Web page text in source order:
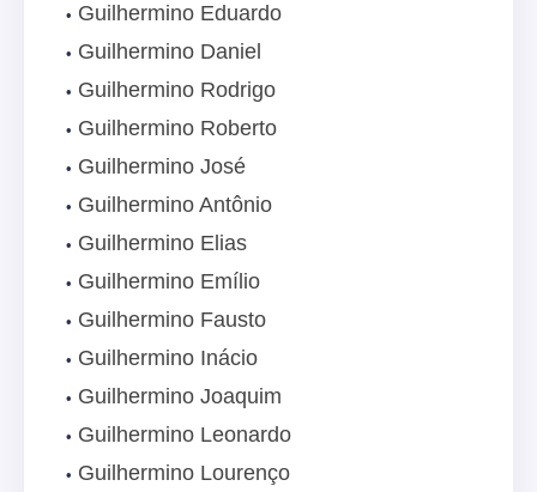
Guilhermino Eduardo
Guilhermino Daniel
Guilhermino Rodrigo
Guilhermino Roberto
Guilhermino José
Guilhermino Antônio
Guilhermino Elias
Guilhermino Emílio
Guilhermino Fausto
Guilhermino Inácio
Guilhermino Joaquim
Guilhermino Leonardo
Guilhermino Lourenço